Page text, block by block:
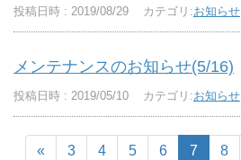
投稿日時 : 2019/08/29 カテゴリ:お知らせ
メンテナンスのお知らせ(5/16)
投稿日時 : 2019/05/10 カテゴリ:お知らせ
« 3 4 5 6 7 8